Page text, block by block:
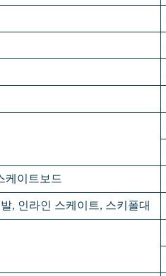
케이트보드
, 인라인 스케이트, 스키폴대